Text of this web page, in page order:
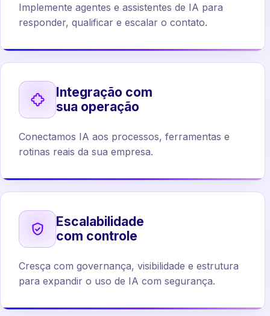
Implemente agentes e assistentes de IA para
responder, qualificar e escalar o contato.
Integração com
sua operação
Conectamos IA aos processos, ferramentas e
rotinas reais da sua empresa.
Escalabilidade
com controle
Cresça com governança, visibilidade e estrutura
para expandir o uso de IA com segurança.